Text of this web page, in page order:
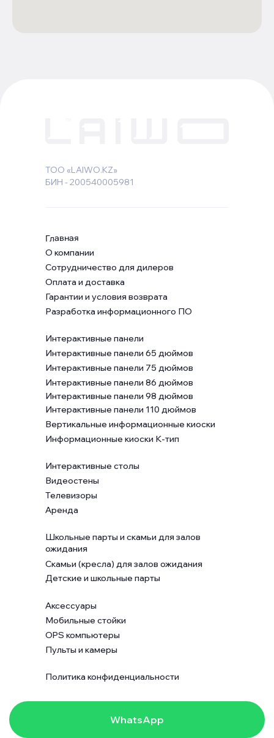
ТОО «LAIWO.KZ»
БИН - 200540005981
Главная
О компании
Сотрудничество для дилеров
Оплата и доставка
Гарантии и условия возврата
Разработка информационного ПО
Политика конфиденциальности
Интерактивные панели
Интерактивные панели 65 дюймов
Интерактивные панели 75 дюймов
Интерактивные панели 86 дюймов
Интерактивные панели 110 дюймов
Интерактивные панели 98 дюймов
Вертикальные информационные киоски
Информационные киоски К-тип
Интерактивные столы
Аксессуары
OPS компьютеры
Пульты и камеры
Школьные парты и скамьи для залов
ожидания
Скамьи (кресла) для залов ожидания
Детские и школьные парты
Мобильные стойки
Видеостены
Телевизоры
Аренда
WhatsApp